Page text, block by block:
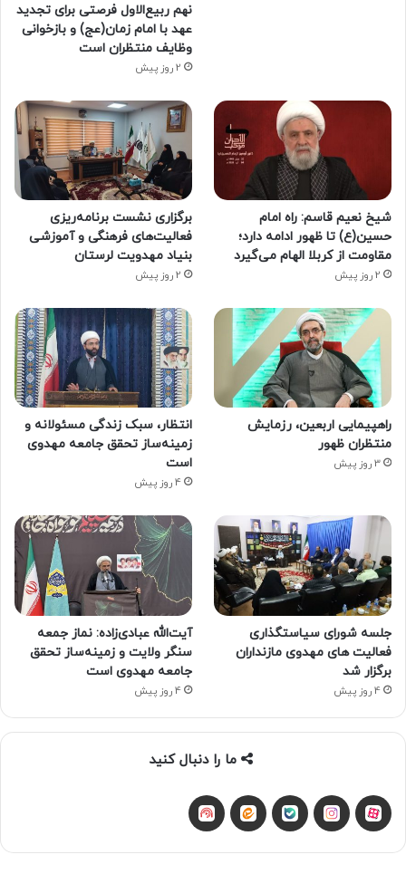
نهم ربیع‌الاول فرصتی برای تجدید
عهد با امام زمان(عج) و بازخوانی
وظایف منتظران است
2 روز پیش
شیخ نعیم قاسم: راه امام
حسین(ع) تا ظهور ادامه دارد؛
مقاومت از کربلا الهام می‌گیرد
2 روز پیش
برگزاری نشست برنامه‌ریزی
فعالیت‌های فرهنگی و آموزشی
بنیاد مهدویت لرستان
2 روز پیش
راهپیمایی اربعین، رزمایش
منتظران ظهور
3 روز پیش
انتظار، سبک زندگی مسئولانه و
زمینه‌ساز تحقق جامعه مهدوی
است
4 روز پیش
جلسه شورای سیاستگذاری
فعالیت های مهدوی مازنداران
برگزار شد
4 روز پیش
آیت‌الله عبادی‌زاده: نماز جمعه
سنگر ولایت و زمینه‌ساز تحقق
جامعه مهدوی است
4 روز پیش
ما را دنبال کنید
آپاراتاینستاگرام
بله ایتا شنوتو